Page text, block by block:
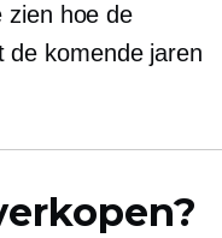
zien hoe de
de komende jaren